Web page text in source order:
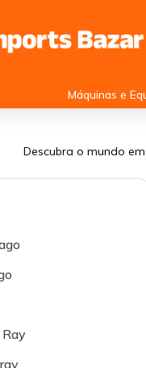
Máquinas e
Descubra o mundo